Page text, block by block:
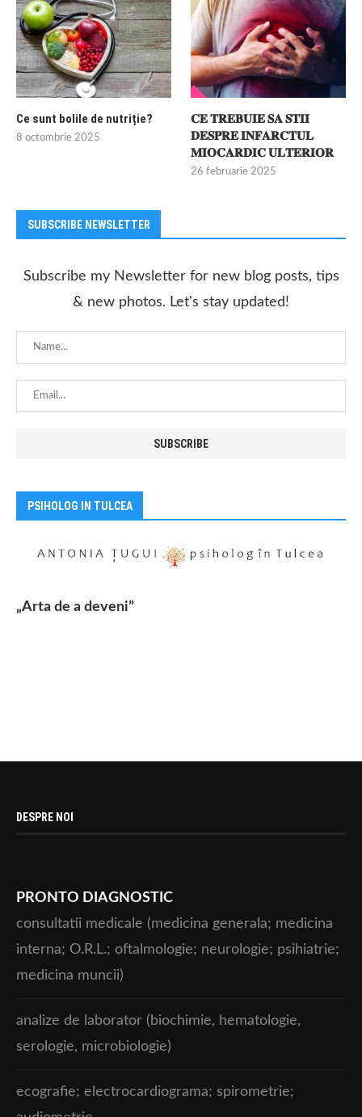
Ce sunt bolile de nutriție?
8 octombrie 2025
𝐂𝐄 𝐓𝐑𝐄𝐁𝐔𝐈𝐄 𝐒𝐀 𝐒𝐓𝐈𝐈
𝐃𝐄𝐒𝐏𝐑𝐄 𝐈𝐍𝐅𝐀𝐑𝐂𝐓𝐔𝐋
𝐌𝐈𝐎𝐂𝐀𝐑𝐃𝐈𝐂 𝐔𝐋𝐓𝐄𝐑𝐈𝐎𝐑
26 februarie 2025
SUBSCRIBE NEWSLETTER
Subscribe my Newsletter for new blog posts, tips
& new photos. Let's stay updated!
PSIHOLOG IN TULCEA
„Arta de a deveni”
DESPRE NOI
PRONTO DIAGNOSTIC
consultatii medicale (medicina generala; medicina
interna; O.R.L.; oftalmologie; neurologie; psihiatrie;
medicina muncii)
analize de laborator (biochimie, hematologie,
serologie, microbiologie)
ecografie; electrocardiograma; spirometrie;